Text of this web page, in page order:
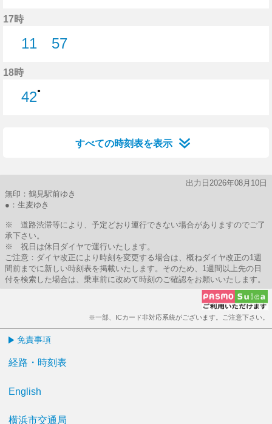
17時
11
57
18時
42●
すべての時刻表を表示
出力日2026年08月10日
無印：鶴見駅前ゆき
●：生麦ゆき
※ 道路渋滞等により、予定どおり運行できない場合がありますのでご了
承下さい。
※ 祝日は休日ダイヤで運行いたします。
ご注意：ダイヤ改正により時刻を変更する場合は、概ねダイヤ改正の1週
間前までに新しい時刻表を掲載いたします。そのため、1週間以上先の日
付を検索した場合は、乗車前に改めて時刻のご確認をお願いいたします。
※一部、ICカード非対応系統がございます。ご注意下さい。
免責事項
経路・時刻表
English
横浜市交通局